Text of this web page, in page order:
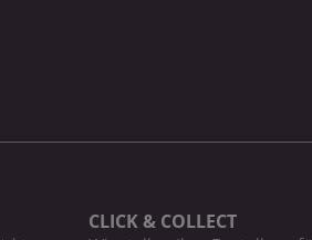
CLICK & COLLECT